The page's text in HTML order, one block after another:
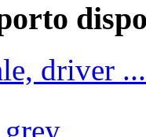
driver ...